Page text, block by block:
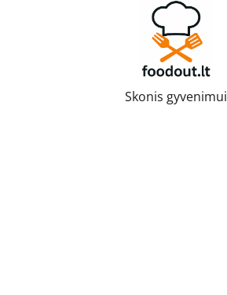
Skonis gyvenimui